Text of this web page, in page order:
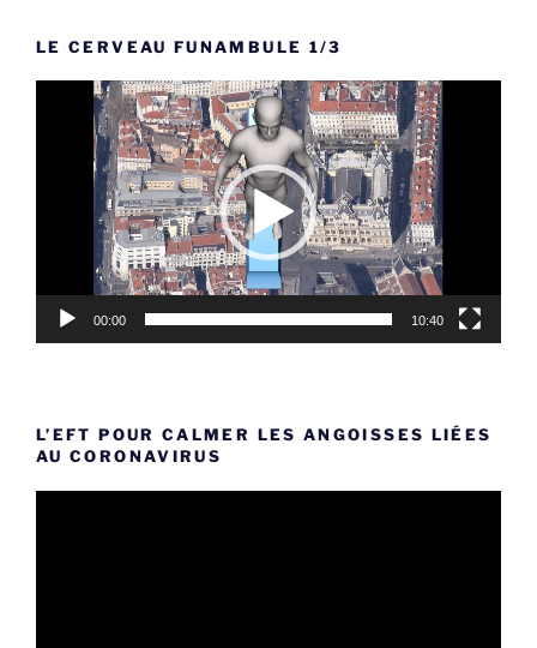
LE CERVEAU FUNAMBULE 1/3
Lecteur
00:00 10:40
L’EFT POUR CALMER LES ANGOISSES LIÉES
AU CORONAVIRUS